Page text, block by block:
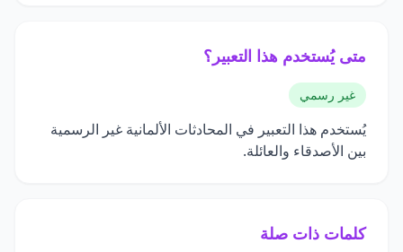
متى يُستخدم هذا التعبير؟
غير رسمي
يُستخدم هذا التعبير في المحادثات الألمانية غير الرسمية
بين الأصدقاء والعائلة.
كلمات ذات صلة